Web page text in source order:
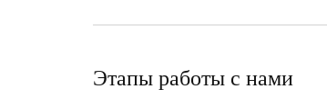
Этапы работы с нами